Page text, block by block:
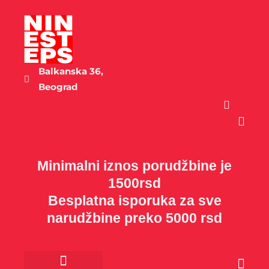
садржај
Balkanska 36,
Beograd
Cart
Minimalni iznos porudžbine je
1500rsd
Besplatna isporuka za sve
narudžbine preko 5000 rsd
Cart